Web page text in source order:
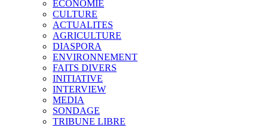
ECONOMIE
CULTURE
ACTUALITES
AGRICULTURE
DIASPORA
ENVIRONNEMENT
FAITS DIVERS
INITIATIVE
INTERVIEW
MEDIA
SONDAGE
TRIBUNE LIBRE